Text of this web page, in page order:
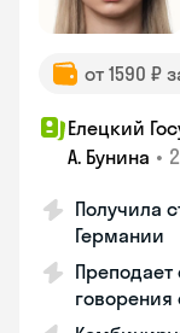
от 1590 ₽
Елецкий
А. Бунина •
Получила
Германии
Преподает
говорения